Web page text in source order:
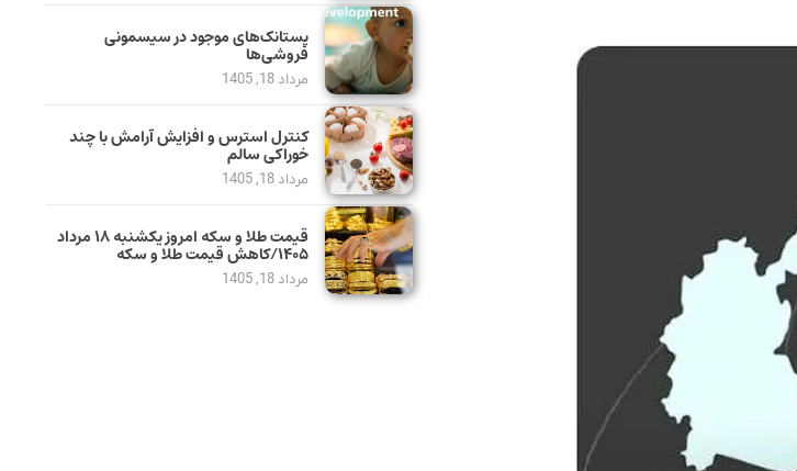
پستانک‌های موجود در سیسمونی
فروشی‌ها
مرداد 18, 1405
کنترل استرس و افزایش آرامش با چند
خوراکی سالم
مرداد 18, 1405
قیمت طلا و سکه امروز یکشنبه ۱۸ مرداد
۱۴۰۵/کاهش قیمت طلا و سکه
مرداد 18, 1405